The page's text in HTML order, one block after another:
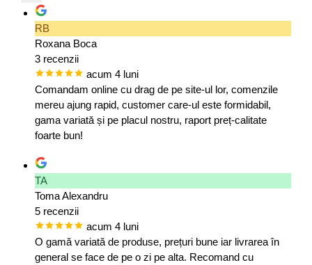
RB
Roxana Boca
3 recenzii
acum 4 luni
Comandam online cu drag de pe site-ul lor, comenzile
mereu ajung rapid, customer care-ul este formidabil,
gama variată și pe placul nostru, raport preț-calitate
foarte bun!
TA
Toma Alexandru
5 recenzii
acum 4 luni
O gamă variată de produse, prețuri bune iar livrarea în
general se face de pe o zi pe alta. Recomand cu